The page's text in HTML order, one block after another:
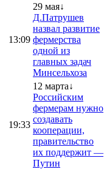
13:09
29 мая↓
Д.Патрушев
назвал развитие
фермерства
одной из
главных задач
Минсельхоза
19:33
12 марта↓
Российским
фермерам нужно
создавать
кооперации,
правительство
их поддержит —
Путин